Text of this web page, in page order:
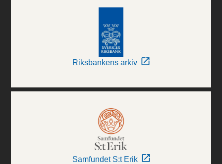
Riksbankens arkiv
Samfundet S:t Erik